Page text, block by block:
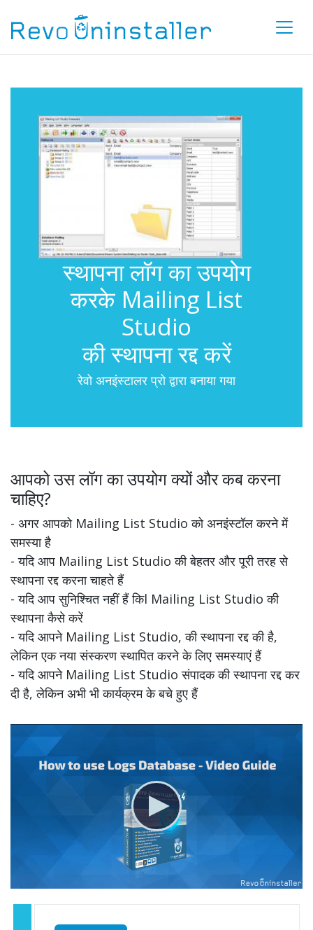
स्थापना लॉग का उपयोग
करके Mailing List
Studio
की स्थापना रद्द करें
रेवो अनइंस्टालर प्रो द्वारा बनाया गया
आपको उस लॉग का उपयोग क्यों और कब करना
चाहिए?
- अगर आपको Mailing List Studio को अनइंस्टॉल करने में
समस्या है
- यदि आप Mailing List Studio की बेहतर और पूरी तरह से
स्थापना रद्द करना चाहते हैं
- यदि आप सुनिश्चित नहीं हैं किl Mailing List Studio की
स्थापना कैसे करें
- यदि आपने Mailing List Studio, की स्थापना रद्द की है,
लेकिन एक नया संस्करण स्थापित करने के लिए समस्याएं हैं
- यदि आपने Mailing List Studio संपादक की स्थापना रद्द कर
दी है, लेकिन अभी भी कार्यक्रम के बचे हुए हैं